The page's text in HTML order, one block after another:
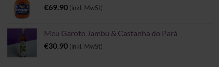
€69.90 (inkl. MwSt)
Meu Garoto Jambu & Castanha do Pará
€30.90 (inkl. MwSt)